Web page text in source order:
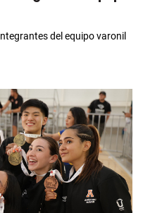
del equipo varonil